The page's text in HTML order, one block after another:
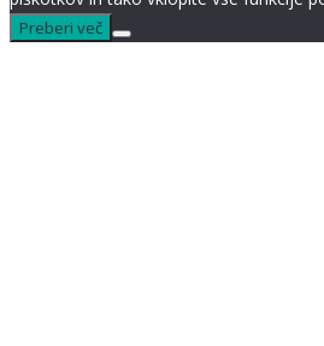
Preberi več